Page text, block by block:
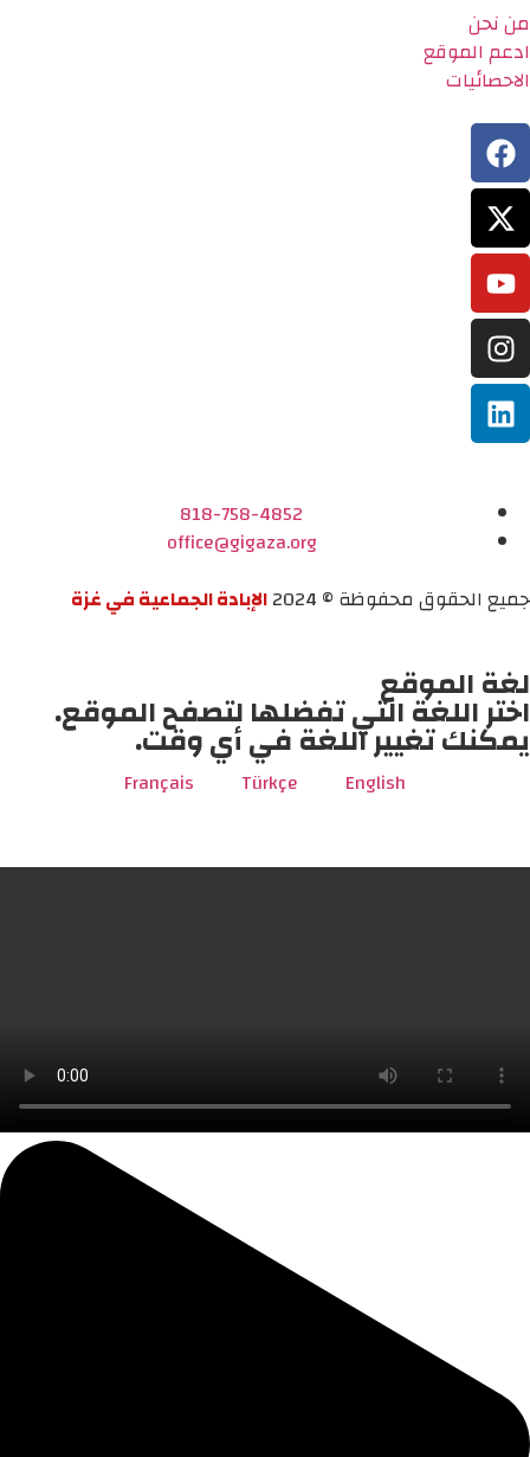
من نحن
ادعم الموقع
الاحصائيات
818-758-4852
office@gigaza.org
جميع الحقوق محفوظة © 2024
الإبادة الجماعية في غزة
لغة الموقع
اختر اللغة التي تفضلها لتصفح الموقع.
يمكنك تغيير اللغة في أي وقت.
English
Türkçe
Français